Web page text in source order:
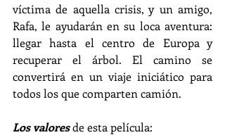
víctima de aquella crisis, y un amigo,
Rafa, le ayudarán en su loca aventura:
llegar hasta el centro de Europa y
recuperar el árbol. El camino se
convertirá en un viaje iniciático para
todos los que comparten camión.
Los valores de esta película: